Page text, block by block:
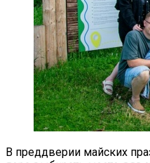
В преддверии майских